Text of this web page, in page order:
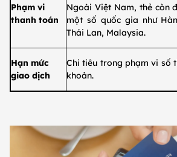
​Phạm vi
thanh toán
​Ngoài Việt Nam, thẻ còn
một số quốc gia như
Thái Lan, Malaysia.
​Hạn mức
giao dịch
​Chi tiêu trong phạm vi số
khoản.​